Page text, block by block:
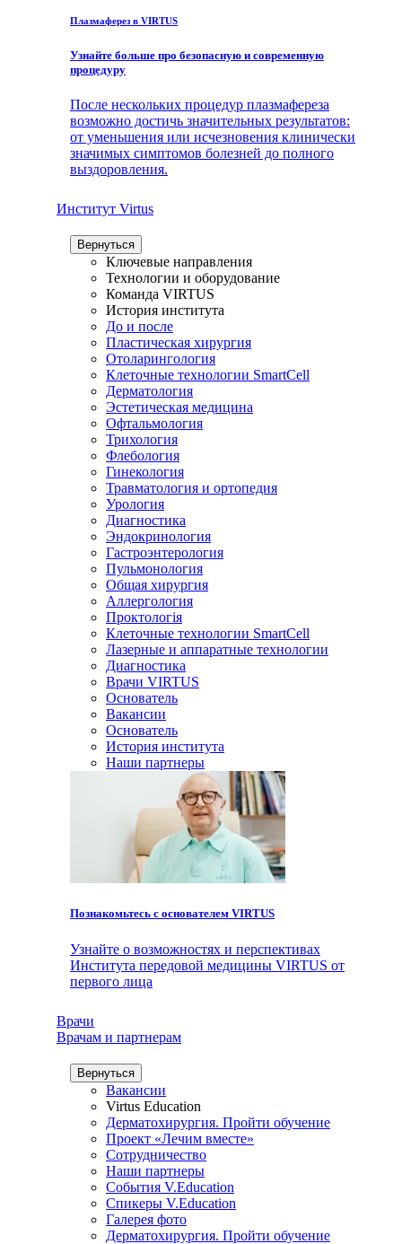
Плазмаферез в VIRTUS
Узнайте больше про безопасную и современную
процедуру
После нескольких процедур плазмафереза
возможно достичь значительных результатов:
от уменьшения или исчезновения клинически
значимых симптомов болезней до полного
выздоровления.
Институт Virtus
Вернуться
Ключевые направления
Технологии и оборудование
Команда VIRTUS
История института
До и после
Пластическая хирургия
Отоларингология
Клеточные технологии SmartCell
Дерматология
Эстетическая медицина
Офтальмология
Трихология
Флебология
Гинекология
Травматология и ортопедия
Урология
Диагностика
Эндокринология
Гастроэнтерология
Пульмонология
Общая хирургия
Аллергология
Проктологія
Клеточные технологии SmartCell
Лазерные и аппаратные технологии
Диагностика
Врачи VIRTUS
Основатель
Вакансии
Основатель
История института
Наши партнеры
Познакомьтесь с основателем VIRTUS
Узнайте о возможностях и перспективах
Института передовой медицины VIRTUS от
первого лица
Врачи
Врачам и партнерам
Вернуться
Вакансии
Virtus Education
Дерматохирургия. Пройти обучение
Проект «Лечим вместе»
Сотрудничество
Наши партнеры
События V.Education
Спикеры V.Education
Галерея фото
Дерматохирургия. Пройти обучение